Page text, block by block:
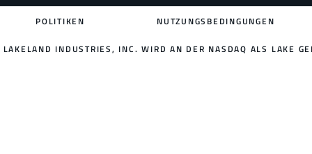
POLITIKEN NUTZUNGSBEDINGUNGEN
LAKELAND INDUSTRIES, INC. WIRD AN DER NASDAQ ALS LAKE